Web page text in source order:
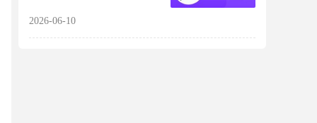
2026-06-10